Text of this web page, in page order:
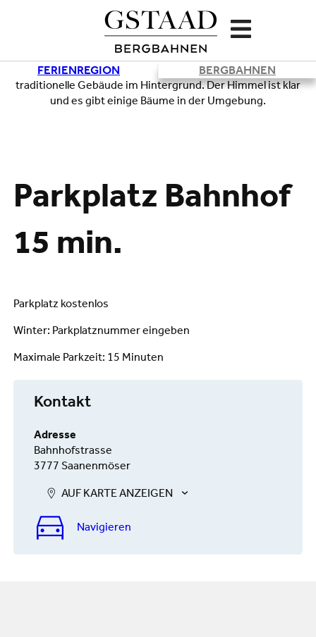
FERIENREGION BERGBAHNEN
Parkplatz Bahnhof
15 min.
Parkplatz kostenlos
Winter: Parkplatznummer eingeben
Maximale Parkzeit: 15 Minuten
Kontakt
Adresse
Bahnhofstrasse
3777 Saanenmöser
AUF KARTE ANZEIGEN
Navigieren